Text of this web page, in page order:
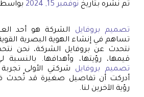
تم نشره بتاريخ نوفمبر 15, 2024
تصميم بروفايل الشركة هو أحد
تساهم في إنشاء الهوية البصرية
نتحدث عن بروفايل الشركة، نحن
قيمها، رؤيتها، وأهدافها.
تصميم بروفايل شركتي الأولى
أدركت أن تفاصيل صغيرة قد تُحدث
رؤية الآخرين لنا.